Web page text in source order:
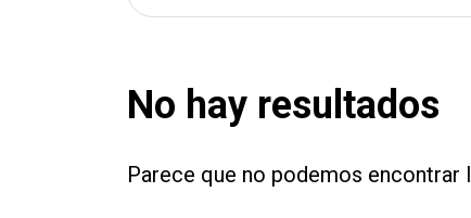
No hay resultados
Parece que no podemos encontrar